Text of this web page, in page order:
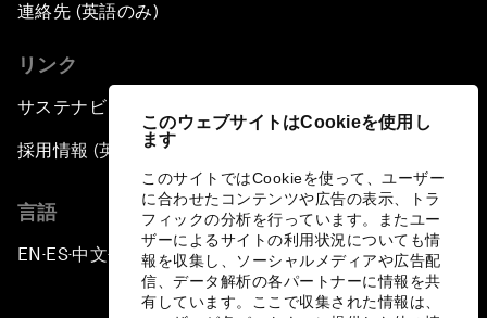
このウェブサイトはCookieを使用し
ます
このサイトではCookieを使って、ユーザー
に合わせたコンテンツや広告の表示、トラ
フィックの分析を行っています。またユー
ザーによるサイトの利用状況についても情
報を収集し、ソーシャルメディアや広告配
信、データ解析の各パートナーに情報を共
有しています。ここで収集された情報は、
連絡先 (英語のみ)
リンク
サステナビリティへの取り組み
採用情報 (英語のみ)
言語
EN ▪ES▪中文▪ 日本語